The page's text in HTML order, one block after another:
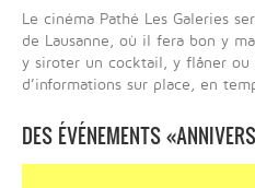
Le cinéma Pathé Les Galeries
de Lausanne, où il fera bon y
y siroter un cocktail, y flâner ou
d’informations sur place, en
DES ÉVÉNEMENTS